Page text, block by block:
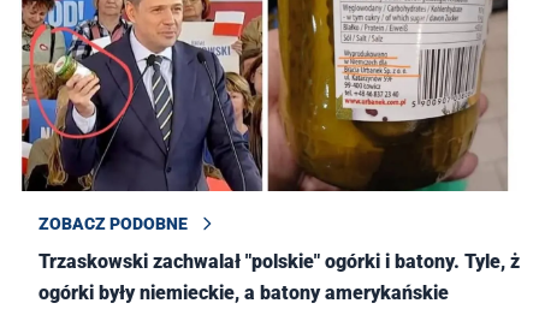
ZOBACZ PODOBNE
Trzaskowski zachwalał "polskie" ogórki i batony. Tyle, że
ogórki były niemieckie, a batony amerykańskie